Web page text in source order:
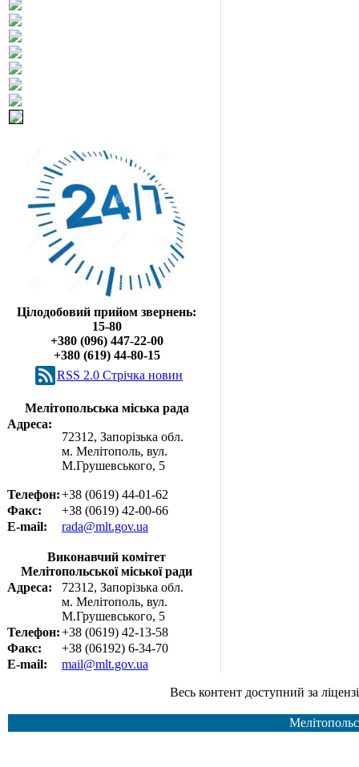
Цілодобовий прийом звернень:
15-80
+380 (096) 447-22-00
+380 (619) 44-80-15
RSS 2.0 Cтрічка новин
Мелітопольська міська рада
Адреса:
72312, Запорізька обл.
м. Мелітополь, вул.
М.Грушевського, 5
Телефон:+38 (0619) 44-01-62
Факс:
+38 (0619) 42-00-66
E-mail:
rada@mlt.gov.ua
Виконавчий комітет
Мелітопольської міської ради
Адреса:
72312, Запорізька обл.
м. Мелітополь, вул.
М.Грушевського, 5
Телефон:+38 (0619) 42-13-58
Факс:
+38 (06192) 6-34-70
E-mail:
mail@mlt.gov.ua
Весь контент доступний за ліцензією Creative